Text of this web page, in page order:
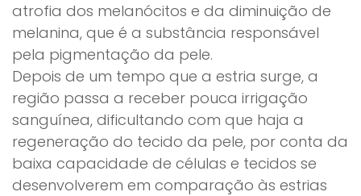
atrofia dos melanócitos e da diminuição de
melanina, que é a substância responsável
pela pigmentação da pele.
Depois de um tempo que a estria surge, a
região passa a receber pouca irrigação
sanguínea, dificultando com que haja a
regeneração do tecido da pele, por conta da
baixa capacidade de células e tecidos se
desenvolverem em comparação às estrias